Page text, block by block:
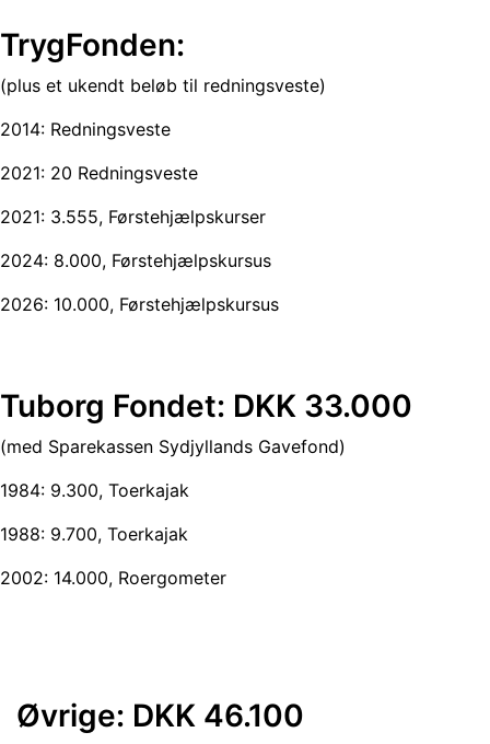
TrygFonden:
(plus et ukendt beløb til redningsveste)
2014: Redningsveste
2021: 20 Redningsveste
2021: 3.555, Førstehjælpskurser
2024: 8.000, Førstehjælpskursus
2026: 10.000, Førstehjælpskursus
Tuborg Fondet: DKK 33.000
(med Sparekassen Sydjyllands Gavefond)
1984: 9.300, Toerkajak
1988: 9.700, Toerkajak
2002: 14.000, Roergometer
Øvrige: DKK 46.100